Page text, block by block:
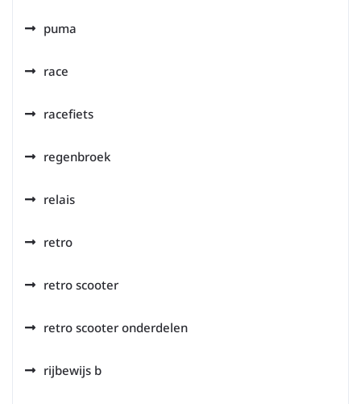
puma
race
racefiets
regenbroek
relais
retro
retro scooter
retro scooter onderdelen
rijbewijs b